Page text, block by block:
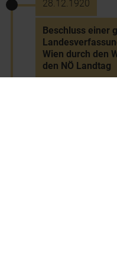
28.12.1920
Beschluss einer
Wien durch den
den NÖ Landtag